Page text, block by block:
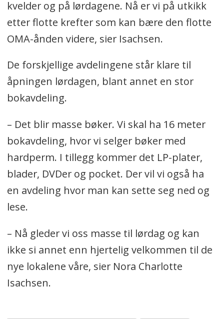
kvelder og på lørdagene. Nå er vi på utkikk
etter flotte krefter som kan bære den flotte
OMA-ånden videre, sier Isachsen.
De forskjellige avdelingene står klare til
åpningen lørdagen, blant annet en stor
bokavdeling.
– Det blir masse bøker. Vi skal ha 16 meter
bokavdeling, hvor vi selger bøker med
hardperm. I tillegg kommer det LP-plater,
blader, DVDer og pocket. Der vil vi også ha
en avdeling hvor man kan sette seg ned og
lese.
– Nå gleder vi oss masse til lørdag og kan
ikke si annet enn hjertelig velkommen til de
nye lokalene våre, sier Nora Charlotte
Isachsen.